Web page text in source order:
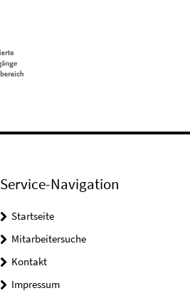
Service-Navigation
Startseite
Mitarbeitersuche
Kontakt
Impressum